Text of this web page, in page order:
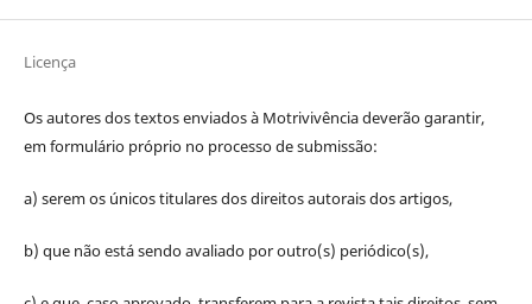
Licença
Os autores dos textos enviados à Motrivivência deverão garantir,
em formulário próprio no processo de submissão:
a) serem os únicos titulares dos direitos autorais dos artigos,
b) que não está sendo avaliado por outro(s) periódico(s),